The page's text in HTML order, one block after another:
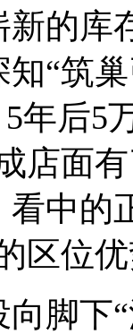
的库
“筑
年后5
店面
中的
区位
脚下